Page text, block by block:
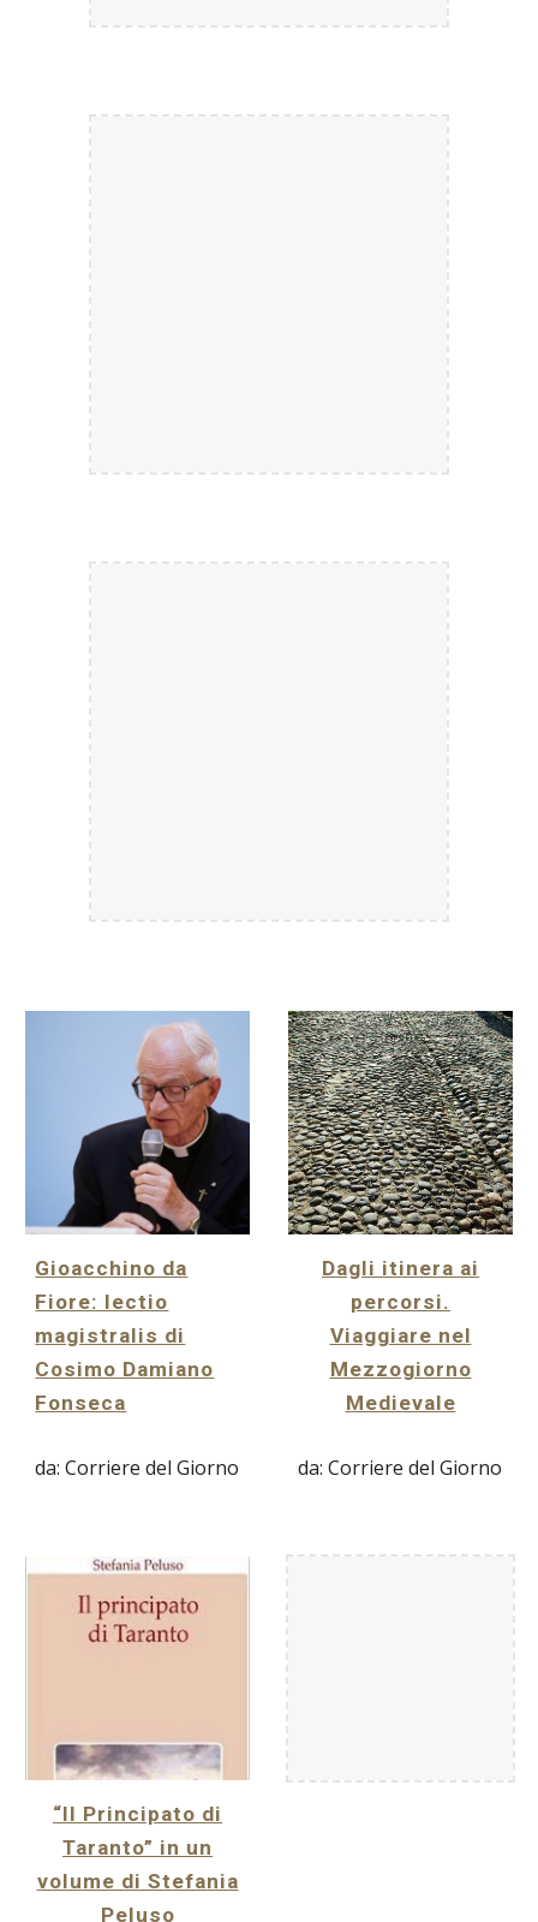
Gioacchino da
Fiore: lectio
magistralis di
Cosimo Damiano
Fonseca
da: Corriere del Giorno
Dagli itinera ai
percorsi.
Viaggiare nel
Mezzogiorno
Medievale
da: Corriere del Giorno
“Il Principato di
Taranto” in un
volume di Stefania
Peluso